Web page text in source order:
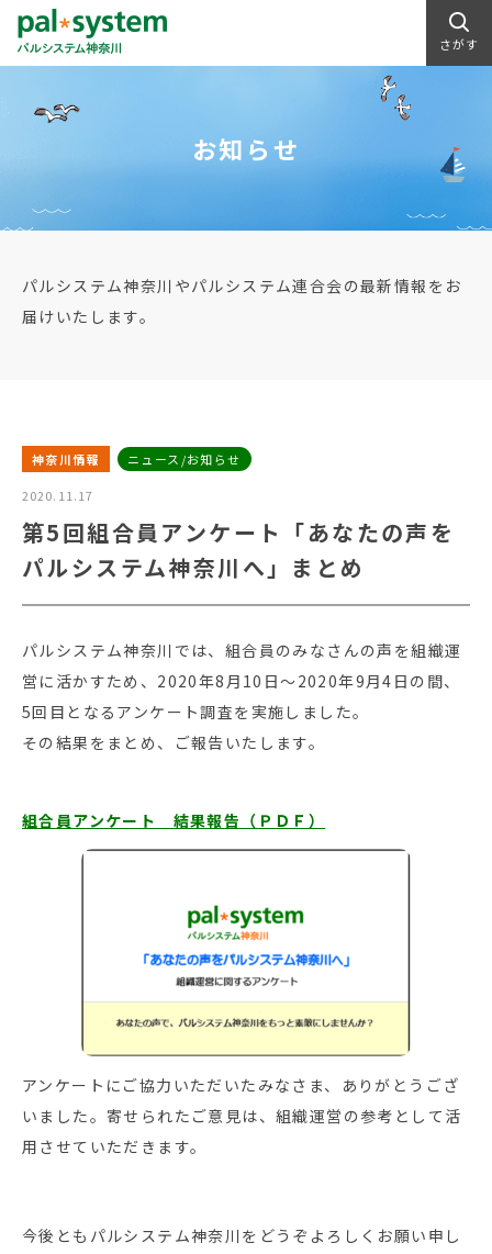
さがす
お知らせ
パルシステム神奈川やパルシステム連合会の最新情報をお
届けいたします。
神奈川情報 ニュース/お知らせ
2020.11.17
第5回組合員アンケート「あなたの声を
パルシステム神奈川へ」まとめ
パルシステム神奈川では、組合員のみなさんの声を組織運
営に活かすため、2020年8月10日～2020年9月4日の間、
5回目となるアンケート調査を実施しました。
その結果をまとめ、ご報告いたします。
組合員アンケート 結果報告（ＰＤＦ）
アンケートにご協力いただいたみなさま、ありがとうござ
いました。寄せられたご意見は、組織運営の参考として活
用させていただきます。
今後ともパルシステム神奈川をどうぞよろしくお願い申し